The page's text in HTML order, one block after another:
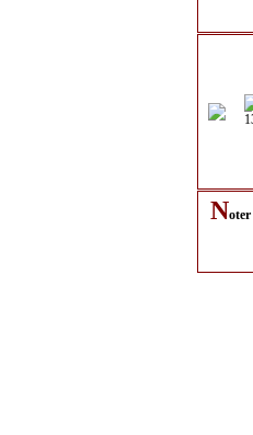
Noter